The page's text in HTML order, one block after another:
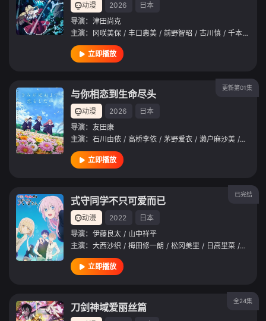
动漫 2026
日本
导演： 津田尚克
主演：
冈咲美保 / 丰口惠美 / 前野智昭 / 古川慎 / 千本木彩花
立即播放
更新第01集
与你相恋到生命尽头
动漫 2026
日本
导演： 友田康
主演： 石川由依 / 高桥李依 / 茅野爱衣 / 濑户麻沙美 / 日高里
立即播放
已完结
式守同学不只可爱而已
动漫 2022
日本
导演： 伊藤良太 / 山中祥平
主演： 大西沙织 / 梅田修一朗 / 松冈美里 / 日高里菜 / 冈本信
立即播放
全24集
刀剑神域爱丽丝篇